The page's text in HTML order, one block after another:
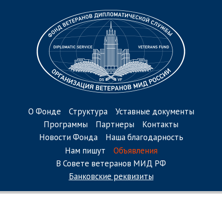
О Фонде Структура
Уставные документы
Программы
Партнеры
Контакты
Новости Фонда
Наша благодарность
Нам пишут
Объявления
В Совете ветеранов МИД РФ
Банковские реквизиты